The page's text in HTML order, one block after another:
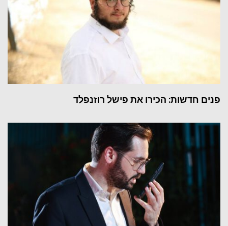
פנים חדשות: הכירו את פישל רוזנפלד